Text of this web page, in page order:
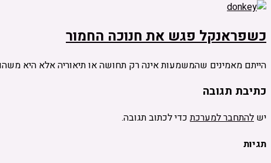
כשפראנקל פגש את חנוכה החמור
הייתם מאמינים שהמשמעות אינה רק תחושה או תיאוריה אלא היא
כתיבת תגובה
יש להתחבר למערכתכדי לכתוב תגובה.
תגיות